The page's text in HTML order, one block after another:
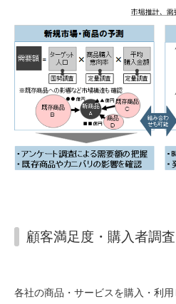
顧客満足度・購入者調査
各社の商品・サービスを購入・利